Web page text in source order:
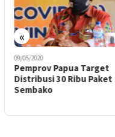
«
09/05/2020
Pemprov Papua Target
Distribusi 30 Ribu Paket
Sembako